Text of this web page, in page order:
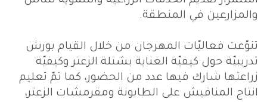
والمزارعين في المنطقة.
تنوّعت فعاليّات المهرجان من خلال القيام بورش
تدريبيّة حول كيفيّة العناية بشتلة الزعتر وكيفيّة
زراعتها شارك فيها عدد من الحضور، كما تمّ تعليم
انتاج المناقيش على الطابونة ومقرمشات الزعتر،